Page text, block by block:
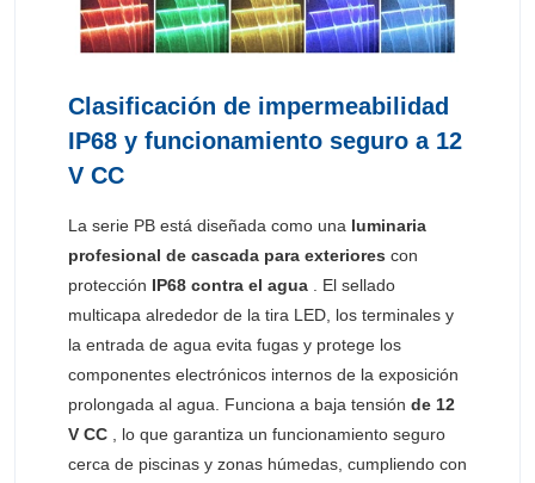
Clasificación de impermeabilidad
IP68 y funcionamiento seguro a 12
V CC
La serie PB está diseñada como una luminaria
profesional de cascada para exteriores con
protección IP68 contra el agua . El sellado
multicapa alrededor de la tira LED, los terminales y
la entrada de agua evita fugas y protege los
componentes electrónicos internos de la exposición
prolongada al agua. Funciona a baja tensión de 12
V CC , lo que garantiza un funcionamiento seguro
cerca de piscinas y zonas húmedas, cumpliendo con